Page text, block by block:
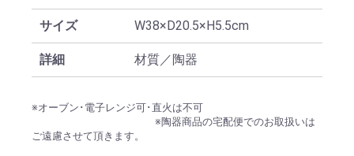
サイズ W38×D20.5×H5.5cm
詳細 材質／陶器
※オーブン･電子レンジ可･直火は不可
※陶器商品の宅配便でのお取扱いは
ご遠慮させて頂きます。